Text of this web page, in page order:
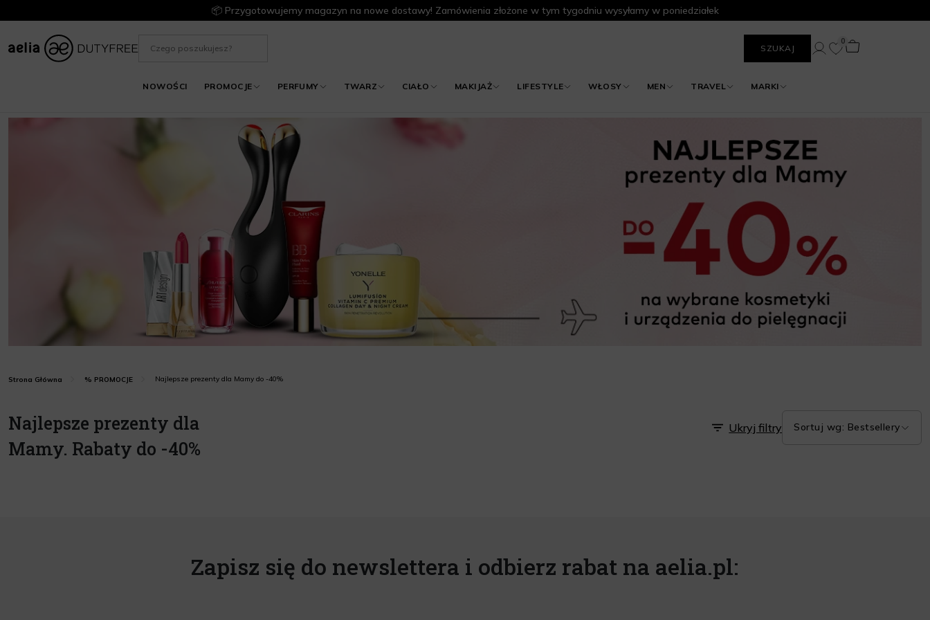
📦 Przygotowujemy magazyn na nowe dostawy! Zamówienia złożone w tym tygodniu wysyłamy w poniedziałek
SZUKAJ
NOWOŚCI PROMOCJE PERFUMY TWARZ CIAŁO MAKIJAŻ LIFESTYLE WŁOSY MEN TRAVEL MARKI
0
Strona Główna % PROMOCJE Najlepsze prezenty dla Mamy do -40%
Najlepsze prezenty dla
Mamy. Rabaty do -40%
Ukryj filtry Sortuj wg: Bestsellery
Zapisz się do newslettera i odbierz rabat na aelia.pl: